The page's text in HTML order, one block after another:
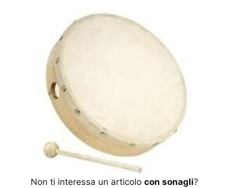
Non ti interessa un articolo con sonagli?